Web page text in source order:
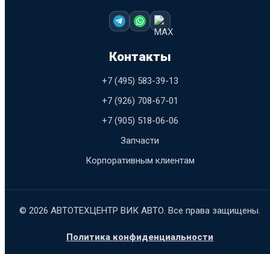
Контакты
+7 (495) 583-39-13
+7 (926) 708-67-01
+7 (905) 518-06-06
Запчасти
Корпоративным клиентам
© 2026 АВТОТЕХЦЕНТР ВИК АВТО. Все права защищены.
Политика конфиденциальности